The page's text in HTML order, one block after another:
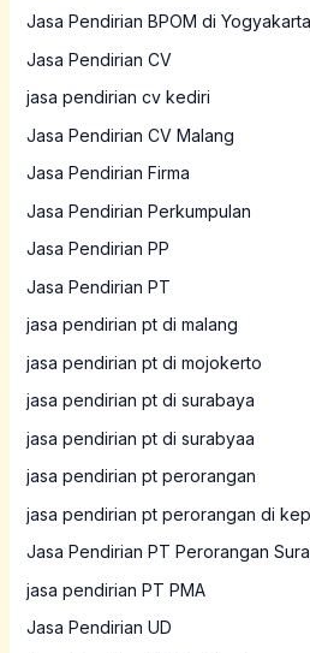
Jasa Pendirian BPOM di Yogyakarta
Jasa Pendirian CV
jasa pendirian cv kediri
Jasa Pendirian CV Malang
Jasa Pendirian Firma
Jasa Pendirian Perkumpulan
Jasa Pendirian PP
Jasa Pendirian PT
jasa pendirian pt di malang
jasa pendirian pt di mojokerto
jasa pendirian pt di surabaya
jasa pendirian pt di surabyaa
jasa pendirian pt perorangan
jasa pendirian pt perorangan di
Jasa Pendirian PT Perorangan
jasa pendirian PT PMA
Jasa Pendirian UD